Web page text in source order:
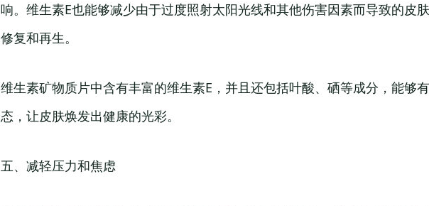
响。维生素E也能够减少由于过度照射太阳光线和其他伤害因素而导致的皮
修复和再生。
维生素矿物质片中含有丰富的维生素E，并且还包括叶酸、硒等成分，能够
态，让皮肤焕发出健康的光彩。
五、减轻压力和焦虑